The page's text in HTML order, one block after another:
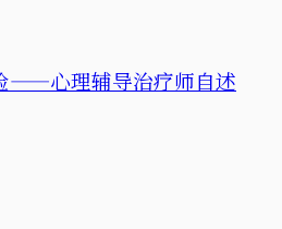
——心理辅导治疗师自述